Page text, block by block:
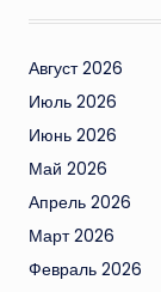
Август 2026
Июль 2026
Июнь 2026
Май 2026
Апрель 2026
Март 2026
Февраль 2026